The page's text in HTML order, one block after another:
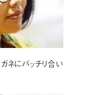
ネにバッチリ合い